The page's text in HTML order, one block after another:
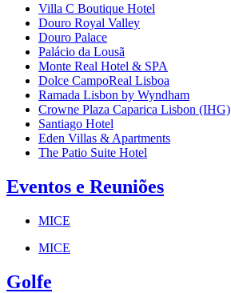
Villa C Boutique Hotel
Douro Royal Valley
Douro Palace
Palácio da Lousã
Monte Real Hotel & SPA
Dolce CampoReal Lisboa
Ramada Lisbon by Wyndham
Crowne Plaza Caparica Lisbon (IHG)
Santiago Hotel
Eden Villas & Apartments
The Patio Suite Hotel
Eventos e Reuniões
MICE
MICE
Golfe